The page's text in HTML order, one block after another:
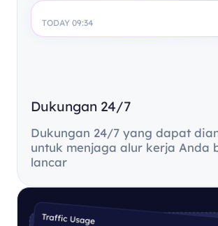
TODAY 09:34
Dukungan 24/7
Dukungan 24/7 yang dapat
untuk menjaga alur kerja Anda
lancar